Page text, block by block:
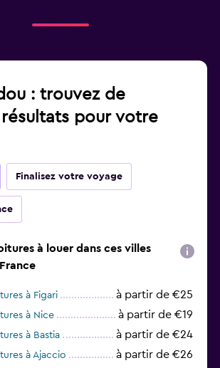
: trouvez de
pour votre
Finalisez votre voyage
à louer dans ces villes
à Figari à partir de €25
à Nice à partir de €19
à Bastia à partir de €24
à Ajaccio à partir de €26